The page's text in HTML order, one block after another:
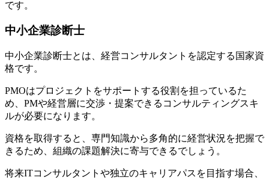
です。
中小企業診断士
中小企業診断士とは、経営コンサルタントを認定する国家資
格です。
PMOはプロジェクトをサポートする役割を担っているた
め、 PMや経営層に交渉・提案できるコンサルティングスキ
ルが必要になります。
資格を取得すると、専門知識から多角的に経営状況を把握で
きるため、組織の課題解決に寄与できるでしょう。
将来ITコンサルタントや独立のキャリアパスを目指す場合、